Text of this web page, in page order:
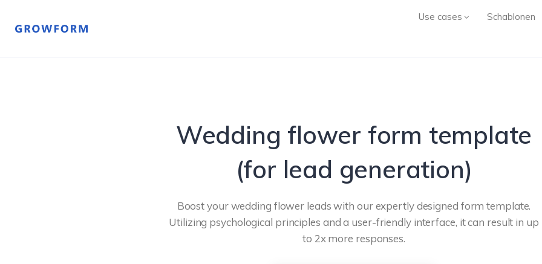
Use cases Schablonen
Wedding flower form template
(for lead generation)
Boost your wedding flower leads with our expertly designed form template.
Utilizing psychological principles and a user-friendly interface, it can result in up
to 2x more responses.